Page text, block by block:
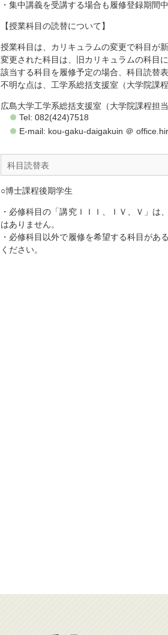
・集中講義を受講する場合も履修登録期間
【授業科目の読替について】
授業科目は、カリキュラムの変更で科目が
変更された科目は、旧カリキュラムの科目
該当する科目を履修予定の場合、科目読替
不明な点は、工学系総括支援室（大学院課
広島大学工学系総括支援室（大学院課程担当
Tel: 082(424)7518
E-mail: kou-gaku-daigakuin ＠
科目読替表
○博士課程後期学生
・必修科目の「講究ＩＩＩ、ＩＶ、Ｖ」は
はありません。
・必修科目以外で履修を希望する科目があ
ください。